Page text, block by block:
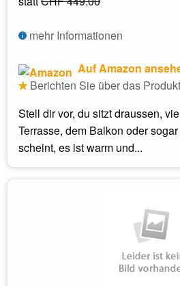
mehr Informationen
Auf Amazon
Berichten Sie über das Produkt
Stell dir vor, du sitzt draussen,
Terrasse, dem Balkon oder
scheint, es ist warm und...